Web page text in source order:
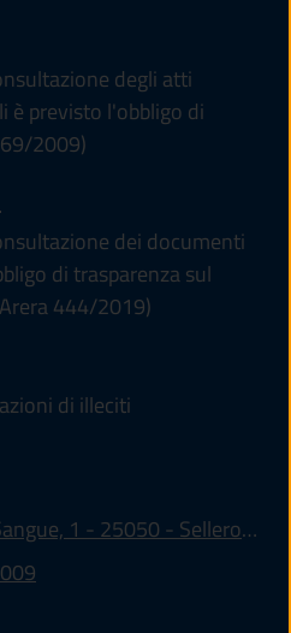
degli atti
è previsto l'obbligo di
2009)
dei documenti
di trasparenza sul
444/2019)
di illeciti
1 - 25050 - Sellero (BS)